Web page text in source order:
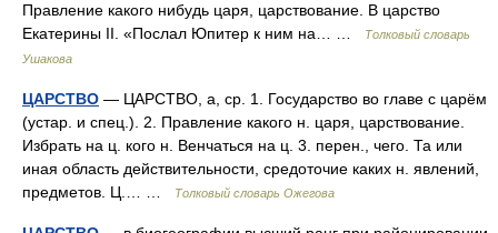
Правление какого нибудь царя, царствование. В царство
Екатерины II. «Послал Юпитер к ним на… …
Толковый словарь
Ушакова
ЦАРСТВО — ЦАРСТВО, а, ср. 1. Государство во главе с царём
(устар. и спец.). 2. Правление какого н. царя, царствование.
Избрать на ц. кого н. Венчаться на ц. 3. перен., чего. Та или
иная область действительности, средоточие каких н. явлений,
предметов. Ц.… …
Толковый словарь Ожегова